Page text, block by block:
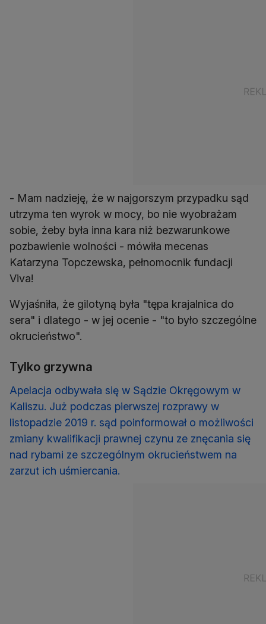
- Mam nadzieję, że w najgorszym przypadku sąd
utrzyma ten wyrok w mocy, bo nie wyobrażam
sobie, żeby była inna kara niż bezwarunkowe
pozbawienie wolności - mówiła mecenas
Katarzyna Topczewska, pełnomocnik fundacji
Viva!
Wyjaśniła, że gilotyną była "tępa krajalnica do
sera" i dlatego - w jej ocenie - "to było szczególne
okrucieństwo".
Tylko grzywna
Apelacja odbywała się w Sądzie Okręgowym w
Kaliszu. Już podczas pierwszej rozprawy w
listopadzie 2019 r. sąd poinformował o możliwości
zmiany kwalifikacji prawnej czynu ze znęcania się
nad rybami ze szczególnym okrucieństwem na
zarzut ich uśmiercania.